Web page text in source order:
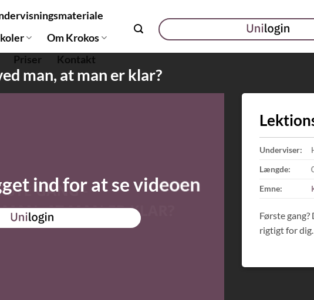
Om Krokos
Priser
Kontakt
man, at man er klar?
ind for at se videoen
Underviser:
Længde:
Emne:
Første
rigtigt for dig.